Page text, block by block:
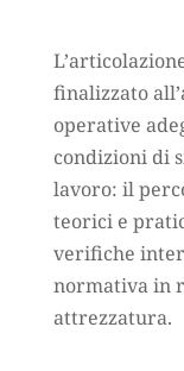
finalizzato
operative
condizioni di
lavoro: il
teorici e
verifiche
normativa in
attrezzatura.